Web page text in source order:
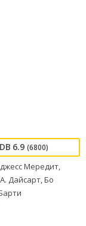
6.9 (6800)
Мередит,
Дайсарт, Бо